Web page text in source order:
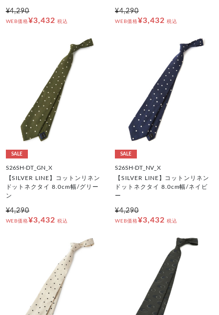
¥4,290
WEB価格¥3,432 税込
¥4,290
WEB価格¥3,432 税込
SALE
S26SH-DT_GN_X
【SILVER LINE】コットンリネン
ドットネクタイ 8.0cm幅/グリー
ン
¥4,290
WEB価格¥3,432 税込
SALE
S26SH-DT_NV_X
【SILVER LINE】コットンリネン
ドットネクタイ 8.0cm幅/ネイビ
ー
¥4,290
WEB価格¥3,432 税込